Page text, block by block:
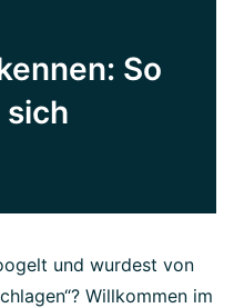
So
und wurdest von
Willkommen im